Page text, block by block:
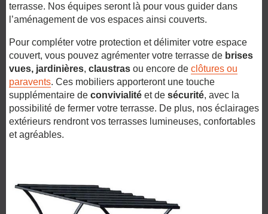
terrasse. Nos équipes seront là pour vous guider dans
l’aménagement de vos espaces ainsi couverts.
Pour compléter votre protection et délimiter votre espace
couvert, vous pouvez agrémenter votre terrasse de brises
vues, jardinières, claustras ou encore de clôtures ou
paravents. Ces mobiliers apporteront une touche
supplémentaire de convivialité et de sécurité, avec la
possibilité de fermer votre terrasse. De plus, nos éclairages
extérieurs rendront vos terrasses lumineuses, confortables
et agréables.